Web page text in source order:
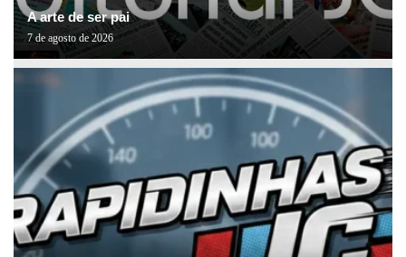
A arte de ser pai
7 de agosto de 2026